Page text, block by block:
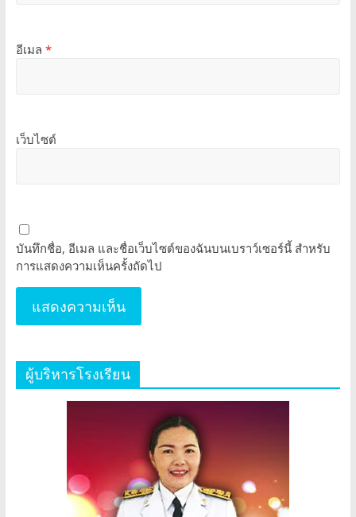
อีเมล *
เว็บไซต์
บันทึกชื่อ, อีเมล และชื่อเว็บไซต์ของฉันบนเบราว์เซอร์นี้ สำหรับ
การแสดงความเห็นครั้งถัดไป
ผู้บริหารโรงเรียน